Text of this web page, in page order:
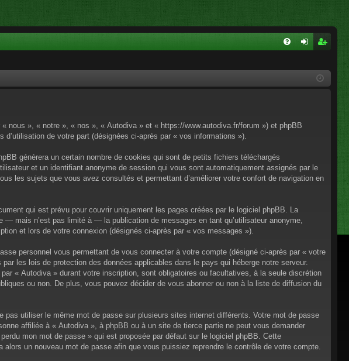
cri
nous », « notre », « nos », « Autodiva » et « https://www.autodiva.fr/forum ») et phpBB
de votre part (désignées ci-après par « vos informations »).
génèrera un certain nombre de cookies qui sont de petits fichiers téléchargés
et un identifiant anonyme de session qui vous sont automatiquement assignés par le
les sujets que vous avez consultés et permettant d’améliorer votre confort de navigation en
qui est prévu pour couvrir uniquement les pages créées par le logiciel phpBB. La
mais n’est pas limité à — la publication de messages en tant qu’utilisateur anonyme,
et lors de votre connexion (désignés ci-après par « vos messages »).
personnel vous permettant de vous connecter à votre compte (désigné ci-après par « votre
les lois de protection des données applicables dans le pays qui héberge notre serveur.
« Autodiva » durant votre inscription, sont obligatoires ou facultatives, à la seule discrétion
ou non. De plus, vous pouvez décider de vous abonner ou non à la liste de diffusion du
utiliser le même mot de passe sur plusieurs sites internet différents. Votre mot de passe
affiliée à « Autodiva », à phpBB ou à un site de tierce partie ne peut vous demander
mon mot de passe » qui est proposée par défaut sur le logiciel phpBB. Cette
un nouveau mot de passe afin que vous puissiez reprendre le contrôle de votre compte.